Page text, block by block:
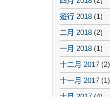
遊行 2018 (1)
二月 2018 (2)
一月 2018 (1)
十二月 2017 (2)
十一月 2017 (1)